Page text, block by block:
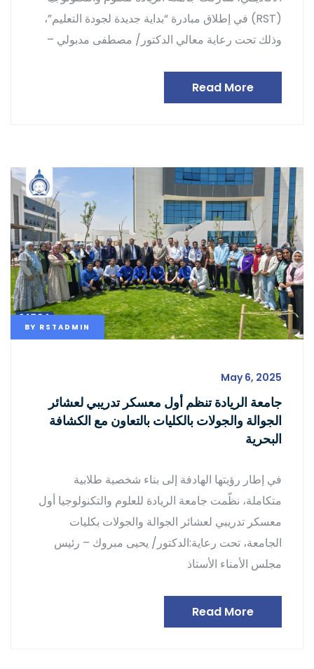
(RST) في إطلاق مبادرة “بداية جديدة لجودة التعليم”،
وذلك تحت رعاية معالي الدكتور/ مصطفى مدبولي –
Read More
BY RSTADMIN
May 6, 2025
جامعة الريادة تنظم أول معسكر تدريبي لعشائر
الجوالة والجولات بالكليات بالتعاون مع الكشافة
البحرية
في إطار رؤيتها الهادفة إلى بناء شخصية طلابية
متكاملة، نظّمت جامعة الريادة للعلوم والتكنولوجيا أول
معسكر تدريبي لعشائر الجوالة والجولات بكليات
الجامعة، تحت رعاية:الدكتور/ يحيى مبروك – رئيس
مجلس الأمناء الأستاذ
Read More